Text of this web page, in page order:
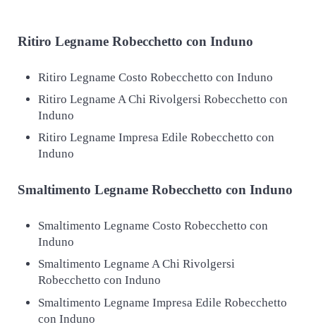
Ritiro Legname Robecchetto con Induno
Ritiro Legname Costo Robecchetto con Induno
Ritiro Legname A Chi Rivolgersi Robecchetto con
Induno
Ritiro Legname Impresa Edile Robecchetto con
Induno
Smaltimento Legname Robecchetto con Induno
Smaltimento Legname Costo Robecchetto con
Induno
Smaltimento Legname A Chi Rivolgersi
Robecchetto con Induno
Smaltimento Legname Impresa Edile Robecchetto
con Induno